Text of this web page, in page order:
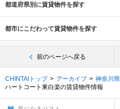
都道府県別に賃貸物件を探す
都市にこだわって賃貸物件を探す
前のページへ戻る
CHINTAIトップ アーカイブ 神奈川県
ハートコート東白楽の賃貸物件情報